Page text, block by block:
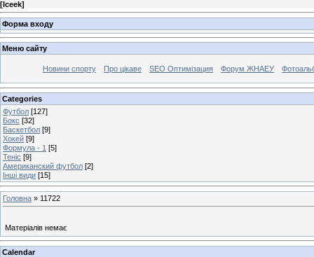
[Iceek]
Форма входу
Меню сайту
Новини спорту Про цікаве SEO Оптимізация Форум ЖНАЕУ
Categories
Футбол [127]
Бокс [32]
Баскетбол [9]
Хокей [9]
Формула - 1 [5]
Теніс [9]
Американский футбол [2]
Інші види [15]
Головна » 11722
Матеріалів немає
Calendar